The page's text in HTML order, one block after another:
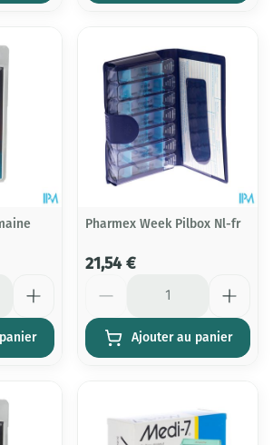
Pharmex Week Pilbox Nl-fr
21,54 €
Ajouter au panier